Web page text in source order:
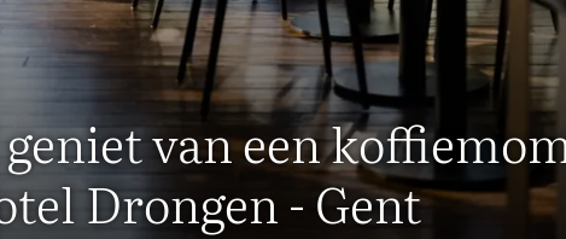
van een
Drongen - Gent